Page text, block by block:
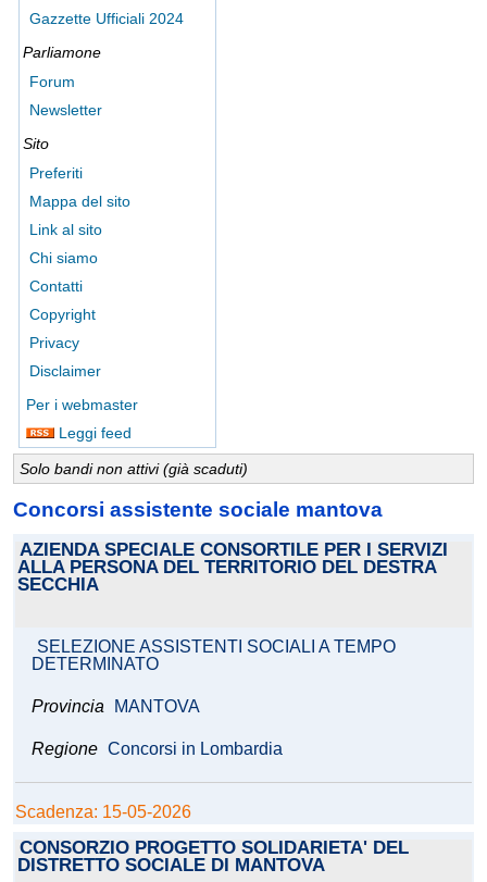
Gazzette Ufficiali 2024
Parliamone
Forum
Newsletter
Sito
Preferiti
Mappa del sito
Link al sito
Chi siamo
Contatti
Copyright
Privacy
Disclaimer
Per i webmaster
Leggi feed
Solo bandi non attivi (già scaduti)
Concorsi assistente sociale mantova
AZIENDA SPECIALE CONSORTILE PER I SERVIZI
ALLA PERSONA DEL TERRITORIO DEL DESTRA
SECCHIA
SELEZIONE ASSISTENTI SOCIALI A TEMPO
DETERMINATO
Provincia MANTOVA
Regione Concorsi in Lombardia
Scadenza: 15-05-2026
CONSORZIO PROGETTO SOLIDARIETA' DEL
DISTRETTO SOCIALE DI MANTOVA